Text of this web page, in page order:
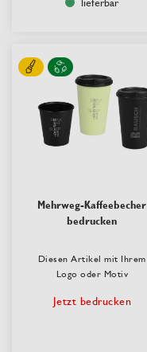
lieferbar
Mehrweg-Kaffeebecher
bedrucken
Diesen Artikel mit Ihrem
Logo oder Motiv
Jetzt bedrucken